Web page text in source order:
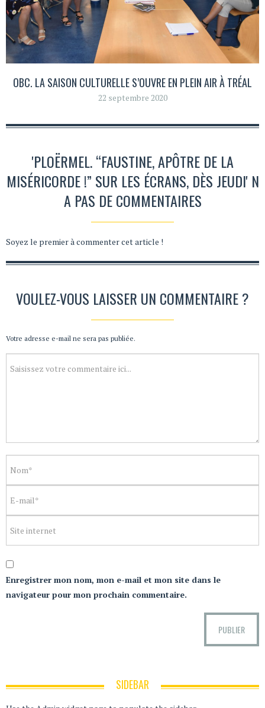
OBC. LA SAISON CULTURELLE S’OUVRE EN PLEIN AIR À TRÉAL
22 septembre 2020
'PLOËRMEL. “FAUSTINE, APÔTRE DE LA
MISÉRICORDE !” SUR LES ÉCRANS, DÈS JEUDI' N
A PAS DE COMMENTAIRES
Soyez le premier à commenter cet article !
VOULEZ-VOUS LAISSER UN COMMENTAIRE ?
Votre adresse e-mail ne sera pas publiée.
Enregistrer mon nom, mon e-mail et mon site dans le
navigateur pour mon prochain commentaire.
SIDEBAR